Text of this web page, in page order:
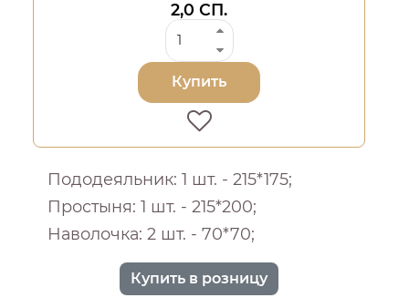
2,0 СП.
Купить
Пододеяльник: 1 шт. - 215*175;
Простыня: 1 шт. - 215*200;
Наволочка: 2 шт. - 70*70;
Купить в розницу